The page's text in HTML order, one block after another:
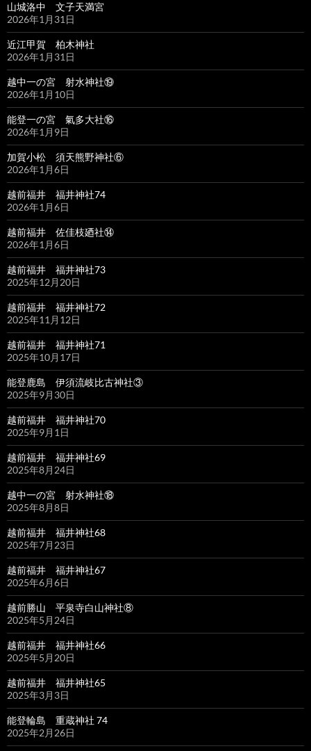
山城洛中 文子天満宮
2026年1月31日
近江甲賀 柏木神社
2026年1月31日
越中一の宮 射水神社⑲
2026年1月10日
能登一の宮 氣多大社⑯
2026年1月9日
加賀小松 須天熊野神社⑥
2026年1月6日
越前福井 福井神社74
2026年1月6日
越前福井 佐佳枝廼社⑭
2026年1月6日
越前福井 福井神社73
2025年12月20日
越前福井 福井神社72
2025年11月12日
越前福井 福井神社71
2025年10月17日
能登鹿島 伊須流岐比古神社③
2025年9月30日
越前福井 福井神社70
2025年9月1日
越前福井 福井神社69
2025年8月24日
越中一の宮 射水神社⑱
2025年8月8日
越前福井 福井神社68
2025年7月23日
越前福井 福井神社67
2025年6月6日
越前勝山 平泉寺白山神社⑧
2025年5月24日
越前福井 福井神社66
2025年5月20日
越前福井 福井神社65
2025年3月3日
能登輪島 重蔵神社 74
2025年2月26日